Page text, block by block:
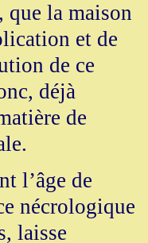
que la maison
et de
de ce
déjà
de
l’âge de
nécrologique
laisse